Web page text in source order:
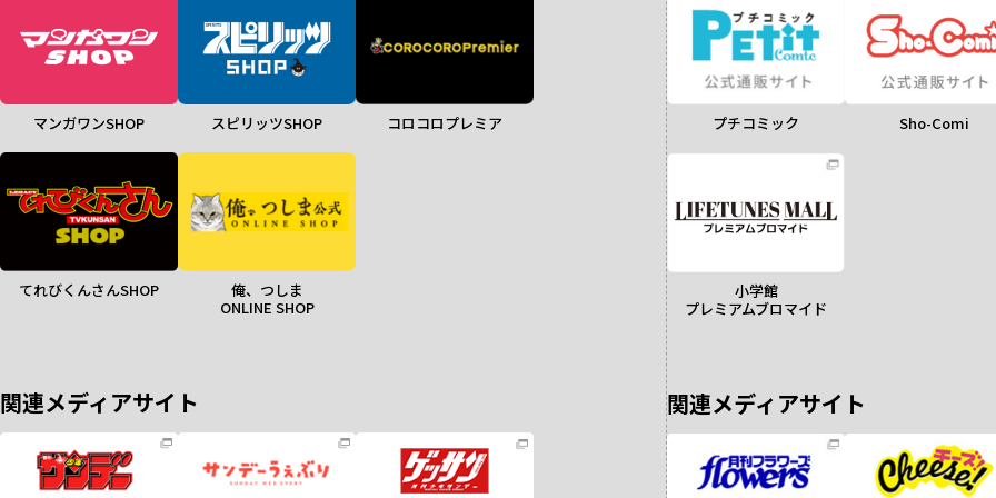
マンガワンSHOP スピリッツSHOP コロコロプレミア
てれびくんさんSHOP
俺、つしま
ONLINE SHOP
関連メディアサイト
プチコミック Sho-Comi
小学館
プレミアムブロマイド
関連メディアサイト